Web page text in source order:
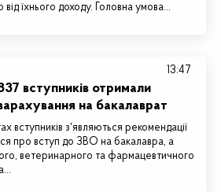
їхнього доходу. Головна умова…
вступників отримали
на бакалаврат
вступників зʼявляються рекомендації
про вступ до ЗВО на бакалавра, а
ветеринарного та фармацевтичного
13:47